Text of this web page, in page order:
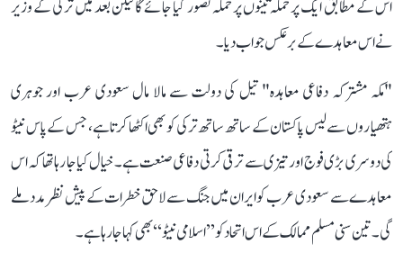
اس کے مطابق ایک پر حملہ تینوں پر حملہ تصور کیا جائے گا لیکن بعد میں ترکی کے وزیر
نےاس معاہدے کے برعکس جواب دیا۔
"مکہ مشترکہ دفاعی معاہدہ" تیل کی دولت سے مالا مال سعودی عرب اور جوہری
ہتھیاروں سے لیس پاکستان کے ساتھ ساتھ ترکی کو بھی اکٹھا کرتا ہے، جس کے پاس نیٹو
کی دوسری بڑی فوج اور تیزی سے ترقی کرتی دفاعی صنعت ہے۔ خیال کیا جا رہا تھا کہ اس
معاہدے سے سعودی عرب کو ایران میں جنگ سے لاحق خطرات کے پیش نظر مدد ملے
گی۔ تین سنی مسلم ممالک کے اس اتحاد کو ’’اسلامی نیٹو‘‘ بھی کہا جا رہا ہے۔